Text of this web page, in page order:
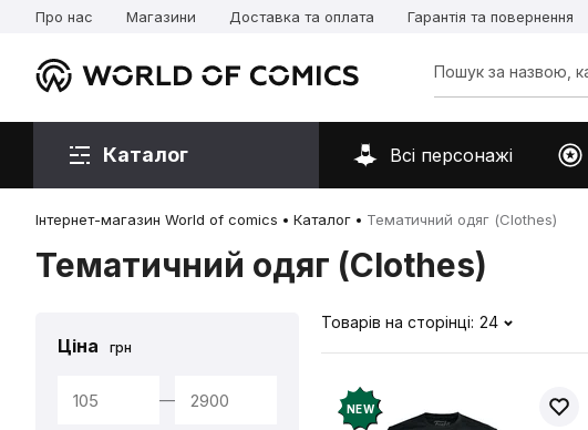
Про нас Магазини Доставка та оплата Гарантія та повернення
Каталог Всі персонажі
Інтернет-магазин World of comics Каталог Тематичний одяг (Clothes)
Тематичний одяг (Clothes)
Ціна грн
—
Товарів на сторінці: 24
NEW